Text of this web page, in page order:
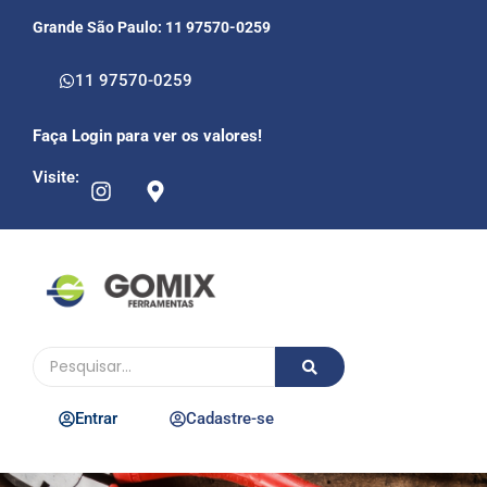
Grande São Paulo: 11 97570-0259
11 97570-0259
Faça Login para ver os valores!
Visite:
Entrar Cadastre-se